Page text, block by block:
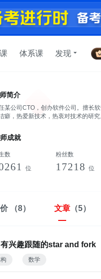
体系课 发现
简介
某公司CTO，创办软件公司。擅长
癖，热爱新技术，热衷对技术的研
成就
数
位
粉丝数
17218 位
（8） 文章 （5）
兴趣跟随的star and fork
数学